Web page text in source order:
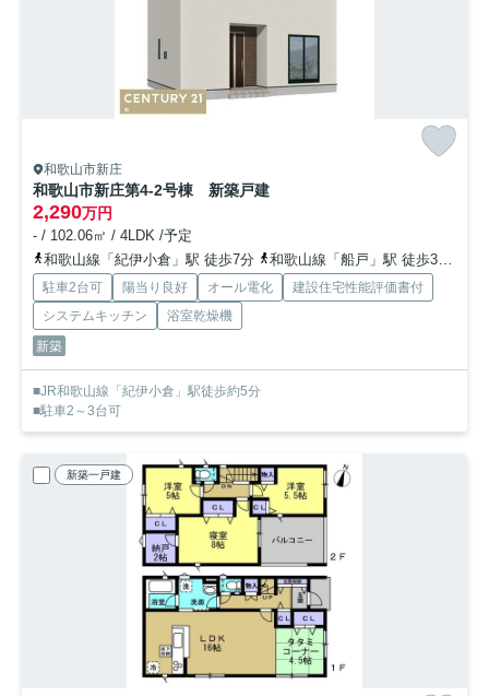
和歌山市新庄
和歌山市新庄第4-2号棟 新築戸建
2,290万円
- / 102.06㎡ / 4LDK /予定
和歌山線「紀伊小倉」駅 徒歩7分
和歌山線「船戸」駅 徒歩30分
駐車2台可 陽当り良好 オール電化
建設住宅性能評価書付
システムキッチン
浴室乾燥機
新築
■JR和歌山線「紀伊小倉」駅徒歩約5分
■駐車2～3台可
新築一戸建